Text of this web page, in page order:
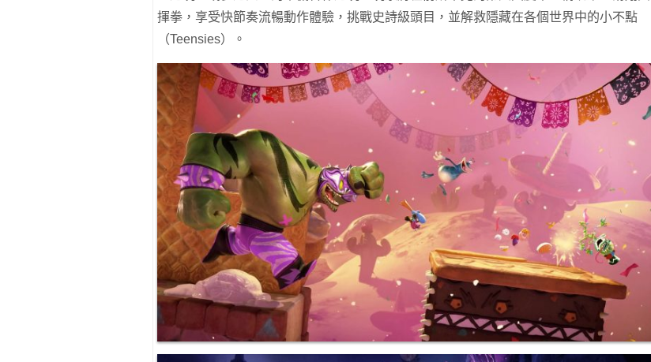
揮拳，享受快節奏流暢動作體驗，挑戰史詩級頭目，並解救隱藏在各個世界中的小不點
（Teensies）。